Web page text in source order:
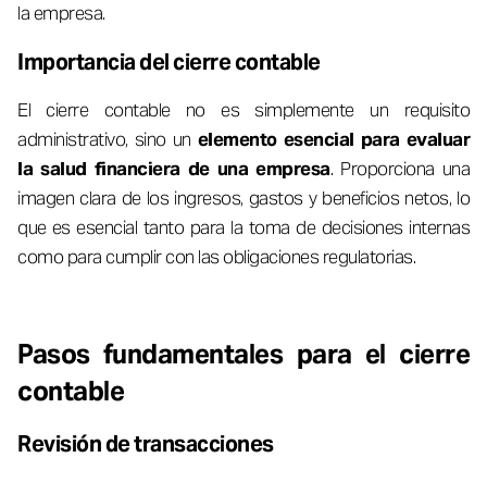
la empresa.
Importancia del cierre contable
El cierre contable no es simplemente un requisito
administrativo, sino un elemento esencial para evaluar
la salud financiera de una empresa. Proporciona una
imagen clara de los ingresos, gastos y beneficios netos, lo
que es esencial tanto para la toma de decisiones internas
como para cumplir con las obligaciones regulatorias.
Pasos fundamentales para el cierre
contable
Revisión de transacciones